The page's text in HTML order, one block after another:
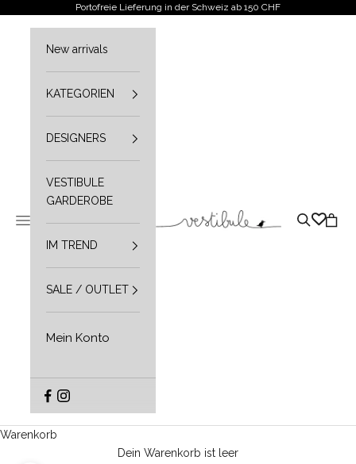
Zum Inhalt springenPortofreie Lieferung in der Schweiz ab 150 CHF
Vestibule
Navigationsmenü öffnen Suche
New arrivals
KATEGORIEN
DESIGNERS
VESTIBULE
GARDEROBE
IM TREND
SALE / OUTLET
Mein Konto
Warenkorb
Dein Warenkorb ist leer